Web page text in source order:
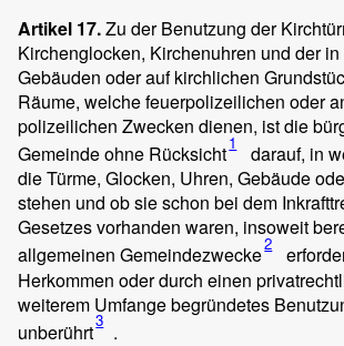
Artikel 17.Zu der Benutzung der
Kirchenglocken, Kirchenuhren und der
Gebäuden oder auf kirchlichen
Räume, welche feuerpolizeilichen oder
polizeilichen Zwecken dienen, ist die
Gemeinde ohne Rücksicht1
darauf, in
die Türme, Glocken, Uhren, Gebäude
stehen und ob sie schon bei dem
Gesetzes vorhanden waren, insoweit
allgemeinen Gemeindezwecke2
Herkommen oder durch einen
weiterem Umfange begründetes
unberührt3 .